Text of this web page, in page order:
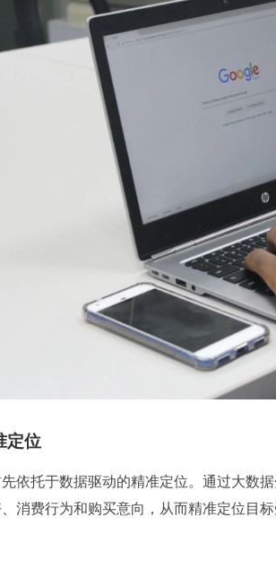
定位
依托于数据驱动的精准定位。通过大数
消费行为和购买意向，从而精准定位目